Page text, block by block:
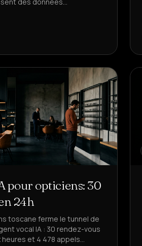
client ?
pour opticiens: 30
24h
toscane ferme le tunnel de
vocal IA : 30 rendez-vous
heures et 4 478 appels